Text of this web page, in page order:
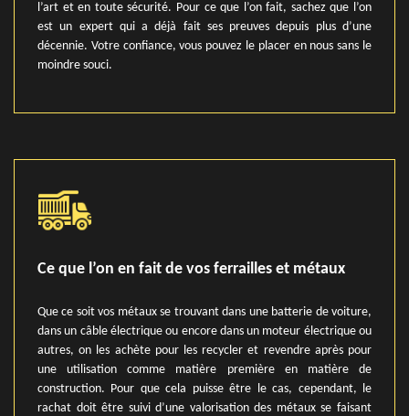
l’art et en toute sécurité. Pour ce que l’on fait, sachez que l’on
est un expert qui a déjà fait ses preuves depuis plus d’une
décennie. Votre confiance, vous pouvez le placer en nous sans le
moindre souci.
Ce que l’on en fait de vos ferrailles et métaux
Que ce soit vos métaux se trouvant dans une batterie de voiture,
dans un câble électrique ou encore dans un moteur électrique ou
autres, on les achète pour les recycler et revendre après pour
une utilisation comme matière première en matière de
construction. Pour que cela puisse être le cas, cependant, le
rachat doit être suivi d’une valorisation des métaux se faisant